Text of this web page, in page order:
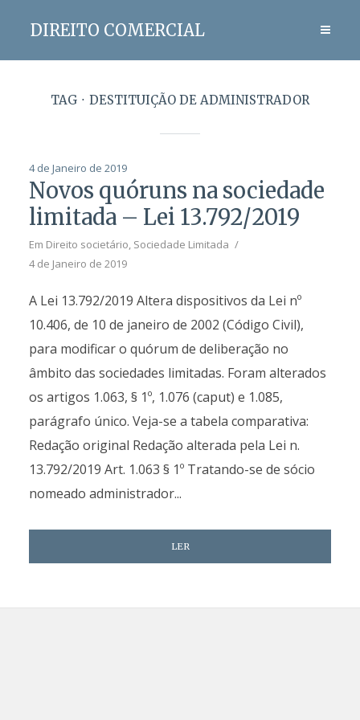
DIREITO COMERCIAL
TAG DESTITUIÇÃO DE ADMINISTRADOR
4 de Janeiro de 2019
Novos quóruns na sociedade
limitada – Lei 13.792/2019
Em Direito societário, Sociedade Limitada
4 de Janeiro de 2019
A Lei 13.792/2019 Altera dispositivos da Lei nº
10.406, de 10 de janeiro de 2002 (Código Civil),
para modificar o quórum de deliberação no
âmbito das sociedades limitadas. Foram alterados
os artigos 1.063, § 1º, 1.076 (caput) e 1.085,
parágrafo único. Veja-se a tabela comparativa:
Redação original Redação alterada pela Lei n.
13.792/2019 Art. 1.063 § 1º Tratando-se de sócio
nomeado administrador...
LER